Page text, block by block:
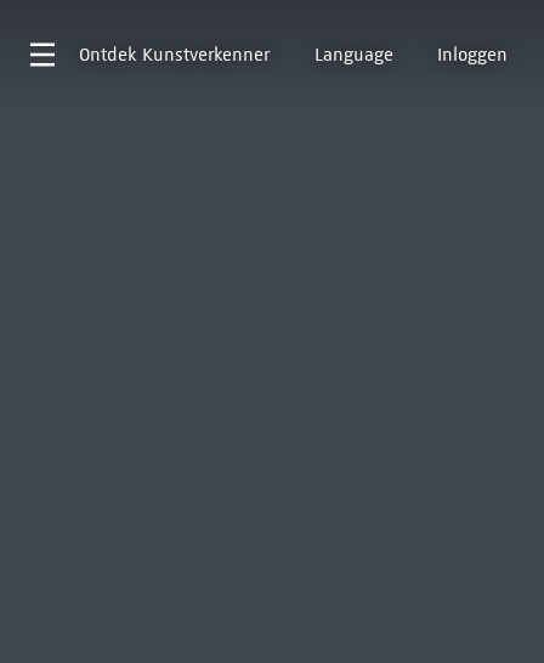
Ontdek Kunstverkenner Language Inloggen